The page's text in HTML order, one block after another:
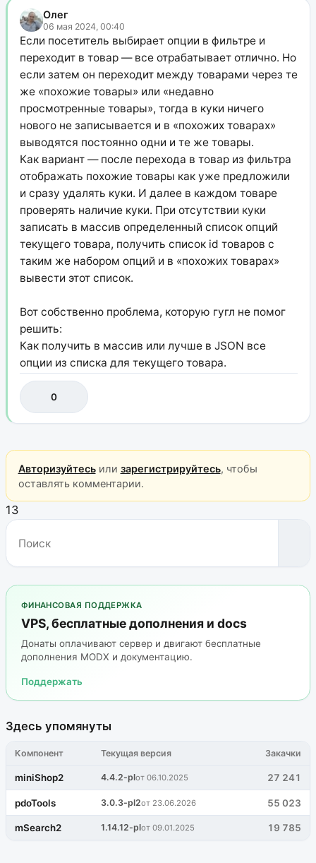
Олег
06 мая 2024, 00:40
Если посетитель выбирает опции в фильтре и
переходит в товар — все отрабатывает отлично. Но
если затем он переходит между товарами через те
же «похожие товары» или «недавно
просмотренные товары», тогда в куки ничего
нового не записывается и в «похожих товарах»
выводятся постоянно одни и те же товары.
Как вариант — после перехода в товар из фильтра
отображать похожие товары как уже предложили
и сразу удалять куки. И далее в каждом товаре
проверять наличие куки. При отсутствии куки
записать в массив определенный список опций
текущего товара, получить список id товаров с
таким же набором опций и в «похожих товарах»
вывести этот список.
Вот собственно проблема, которую гугл не помог
решить:
Как получить в массив или лучше в JSON все
опции из списка для текущего товара.
0
Авторизуйтесьили зарегистрируйтесь, чтобы
оставлять комментарии.
13
ФИНАНСОВАЯ ПОДДЕРЖКА
VPS, бесплатные дополнения и docs
Донаты оплачивают сервер и двигают бесплатные
дополнения MODX и документацию.
Поддержать
Здесь упомянуты
Компонент Текущая версия Закачки
miniShop2 4.4.2-plот 06.10.2025 27 241
pdoTools 3.0.3-pl2от 23.06.2026 55 023
mSearch2 1.14.12-plот 09.01.2025 19 785